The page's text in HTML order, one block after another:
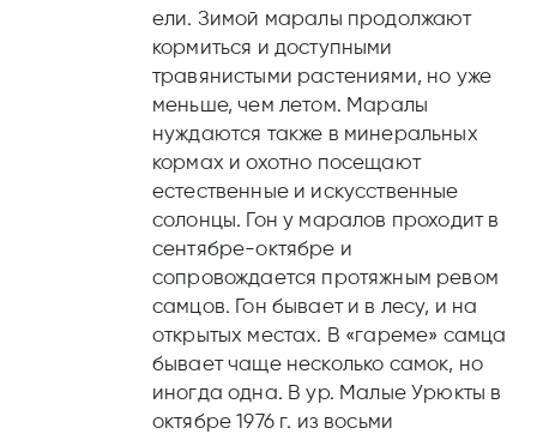
ели. Зимой маралы продолжают
кормиться и доступными
травянистыми растениями, но уже
меньше, чем летом. Маралы
нуждаются также в минеральных
кормах и охотно посещают
естественные и искусственные
солонцы. Гон у маралов проходит в
сентябре-октябре и
сопровождается протяжным ревом
самцов. Гон бывает и в лесу, и на
открытых местах. В «гареме» самца
бывает чаще несколько самок, но
иногда одна. В ур. Малые Урюкты в
октябре 1976 г. из восьми